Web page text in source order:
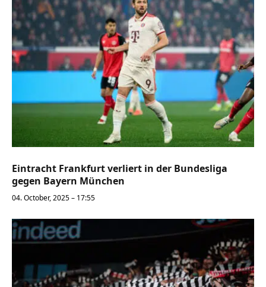
Eintracht Frankfurt verliert in der Bundesliga
gegen Bayern München
04. October, 2025 – 17:55